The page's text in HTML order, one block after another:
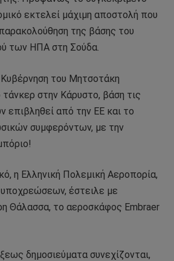
εκτελεί μάχιμη αποστολή που
της βάσης του
των ΗΠΑ στη Σούδα.
του Μητσοτάκη
στην Κάρυστο, βάση τις
επιβληθεί από την ΕΕ και το
συμφερόντων, με την
η Ελληνική Πολεμική Αεροπορία,
έστειλε με
Θάλασσα, το αεροσκάφος Embraer
δημοσιεύματα συνεχίζονται,